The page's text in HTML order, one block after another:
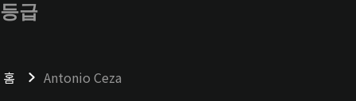
등급
홈 Antonio Ceza